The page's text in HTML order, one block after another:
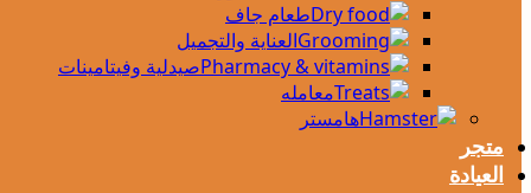
طعام جاف
العناية والتجميل
صيدلية وفيتامينات
معامله
هامستر
متجر
العيادة